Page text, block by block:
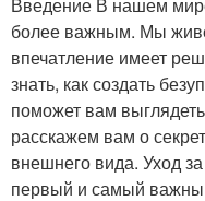
более важным. Мы
впечатление имеет
знать, как создать
поможет вам
расскажем вам о
внешнего вида. Уход
первый и самый